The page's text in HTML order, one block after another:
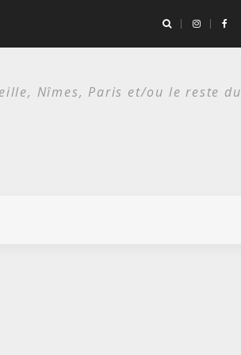
Nîmes, Paris et/ou le reste du